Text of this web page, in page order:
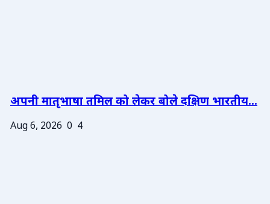
अपनी मातृभाषा तमिल को लेकर बोले दक्षिण भारतीय...
Aug 6, 2026 0 4